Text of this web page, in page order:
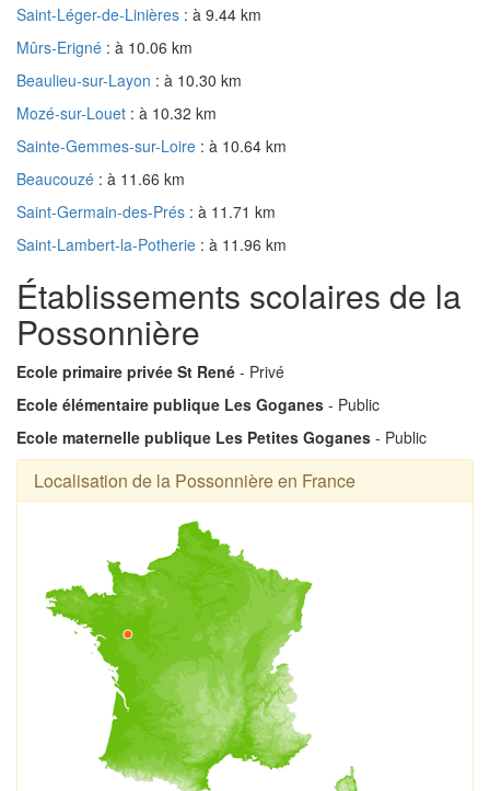
Saint-Léger-de-Linières : à 9.44 km
Mûrs-Erigné : à 10.06 km
Beaulieu-sur-Layon : à 10.30 km
Mozé-sur-Louet : à 10.32 km
Sainte-Gemmes-sur-Loire : à 10.64 km
Beaucouzé : à 11.66 km
Saint-Germain-des-Prés : à 11.71 km
Saint-Lambert-la-Potherie : à 11.96 km
Établissements scolaires de la
Possonnière
Ecole primaire privée St René - Privé
Ecole élémentaire publique Les Goganes - Public
Ecole maternelle publique Les Petites Goganes - Public
Localisation de la Possonnière en France